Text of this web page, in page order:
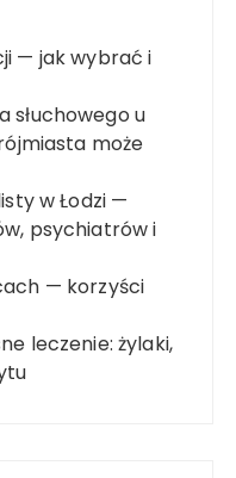
— jak wybrać i
słuchowego u
może
w Łodzi —
psychiatrów i
— korzyści
leczenie: żylaki,